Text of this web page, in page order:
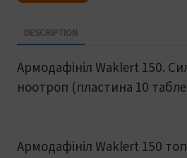
DESCRIPTION
Армодафініл Waklert 150.
ноотроп (пластина 10
Армодафініл Waklert 150